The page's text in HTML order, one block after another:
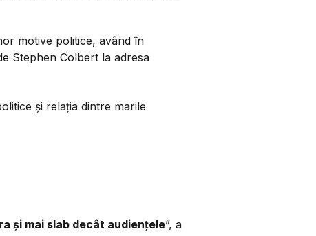
motive politice, având în
Stephen Colbert la adresa
și relația dintre marile
și mai slab decât audiențele”, a